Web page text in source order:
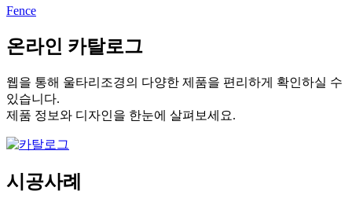
Fence
온라인 카탈로그
웹을 통해 울타리조경의 다양한 제품을 편리하게 확인하실 수
있습니다.
제품 정보와 디자인을 한눈에 살펴보세요.
시공사례